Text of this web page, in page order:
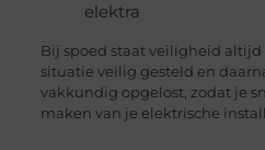
elektra
Bij spoed staat veiligheid altijd
situatie veilig gesteld en
vakkundig opgelost, zodat je
maken van je elektrische